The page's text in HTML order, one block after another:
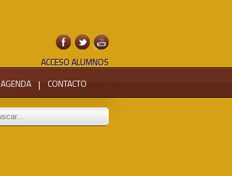
ACCESO ALUMNOS
AGENDA | CONTACTO